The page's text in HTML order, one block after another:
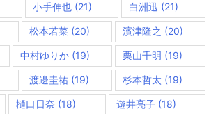
小手伸也(21) 白洲迅 (21)
松本若菜 (20) 濱津隆之 (20)
中村ゆりか(19) 栗山千明 (19)
渡邊圭祐 (19) 杉本哲太 (19)
樋口日奈 (18) 遊井亮子(18)